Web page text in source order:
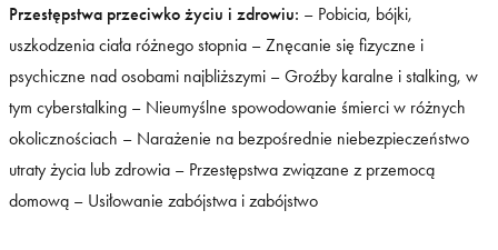
Przestępstwa przeciwko życiu i zdrowiu: – Pobicia, bójki,
uszkodzenia ciała różnego stopnia – Znęcanie się fizyczne i
psychiczne nad osobami najbliższymi – Groźby karalne i stalking, w
tym cyberstalking – Nieumyślne spowodowanie śmierci w różnych
okolicznościach – Narażenie na bezpośrednie niebezpieczeństwo
utraty życia lub zdrowia – Przestępstwa związane z przemocą
domową – Usiłowanie zabójstwa i zabójstwo